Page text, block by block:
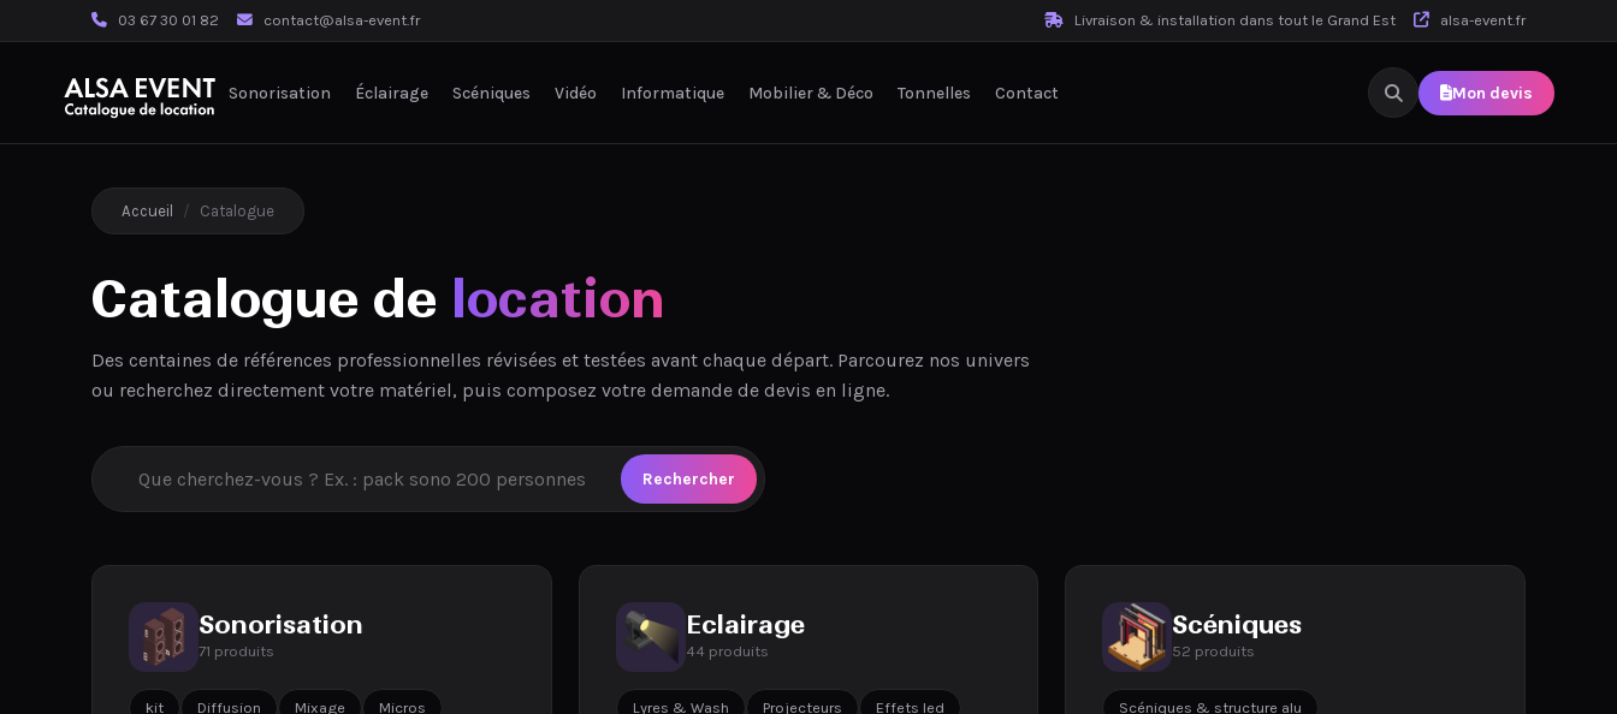
03 67 30 01 82 contact@alsa-event.fr Livraison & installation dans tout le Grand Est alsa-event.fr
Sonorisation Éclairage Scéniques Vidéo Informatique Mobilier & Déco Tonnelles Contact Mon devis
Accueil / Catalogue
Catalogue de location
Des centaines de références professionnelles révisées et testées avant chaque départ. Parcourez nos univers
ou recherchez directement votre matériel, puis composez votre demande de devis en ligne.
Rechercher
Sonorisation
71 produits
kit Diffusion Mixage Micros
Eclairage
44 produits
Lyres & Wash Projecteurs Effets led
Scéniques
52 produits
Scéniques & structure alu